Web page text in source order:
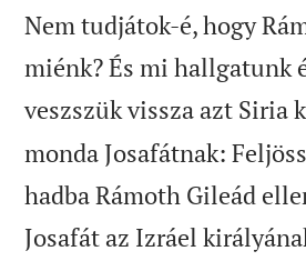
Nem tudjátok-é, hogy
miénk? És mi hallgatunk
veszszük vissza azt Siria
monda Josafátnak:
hadba Rámoth Gileád
Josafát az Izráel